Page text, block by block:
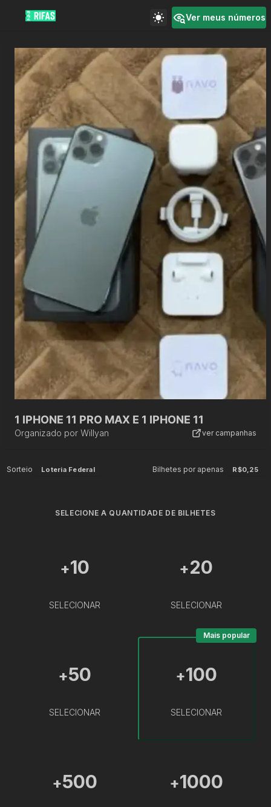
Ver meus números
1 IPHONE 11 PRO MAX E 1 IPHONE 11
Organizado por Willyan ver campanhas
Sorteio Loteria Federal Bilhetes por apenas R$0,25
SELECIONE A QUANTIDADE DE BILHETES
+10
SELECIONAR
+20
SELECIONAR
+50
SELECIONAR
+100
SELECIONAR
Mais popular
+500 +1000